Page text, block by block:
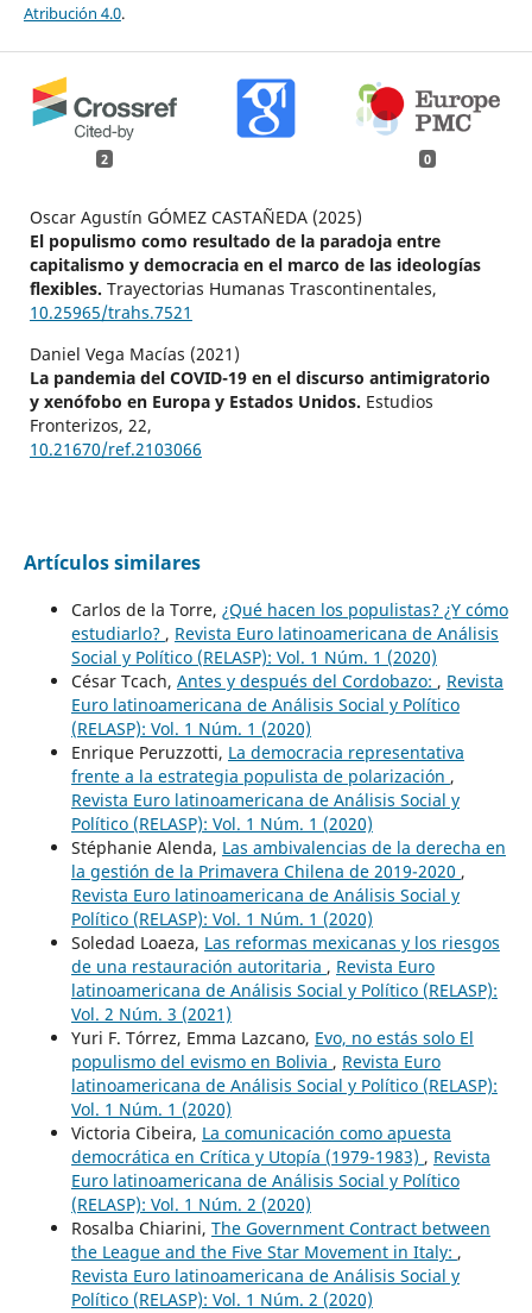
Atribución 4.0.
2 0
Oscar Agustín GÓMEZ CASTAÑEDA (2025)
El populismo como resultado de la paradoja entre
capitalismo y democracia en el marco de las ideologías
flexibles. Trayectorias Humanas Trascontinentales,
10.25965/trahs.7521
Daniel Vega Macías (2021)
La pandemia del COVID-19 en el discurso antimigratorio
y xenófobo en Europa y Estados Unidos. Estudios
Fronterizos, 22,
10.21670/ref.2103066
Artículos similares
Carlos de la Torre, ¿Qué hacen los populistas? ¿Y cómo
estudiarlo? , Revista Euro latinoamericana de Análisis
Social y Político (RELASP): Vol. 1 Núm. 1 (2020)
César Tcach, Antes y después del Cordobazo: , Revista
Euro latinoamericana de Análisis Social y Político
(RELASP): Vol. 1 Núm. 1 (2020)
Enrique Peruzzotti, La democracia representativa
frente a la estrategia populista de polarización ,
Revista Euro latinoamericana de Análisis Social y
Político (RELASP): Vol. 1 Núm. 1 (2020)
Stéphanie Alenda, Las ambivalencias de la derecha en
la gestión de la Primavera Chilena de 2019-2020 ,
Revista Euro latinoamericana de Análisis Social y
Político (RELASP): Vol. 1 Núm. 1 (2020)
Soledad Loaeza, Las reformas mexicanas y los riesgos
de una restauración autoritaria , Revista Euro
latinoamericana de Análisis Social y Político (RELASP):
Vol. 2 Núm. 3 (2021)
Yuri F. Tórrez, Emma Lazcano, Evo, no estás solo El
populismo del evismo en Bolivia , Revista Euro
latinoamericana de Análisis Social y Político (RELASP):
Vol. 1 Núm. 1 (2020)
Victoria Cibeira, La comunicación como apuesta
democrática en Crítica y Utopía (1979-1983) , Revista
Euro latinoamericana de Análisis Social y Político
(RELASP): Vol. 1 Núm. 2 (2020)
Rosalba Chiarini, The Government Contract between
the League and the Five Star Movement in Italy: ,
Revista Euro latinoamericana de Análisis Social y
Político (RELASP): Vol. 1 Núm. 2 (2020)